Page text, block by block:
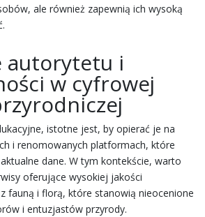
ale również zapewnią ich wysoką
autorytetu i
w cyfrowej
istotne jest, by opierać je na
i renomowanych platformach, które
dane. W tym kontekście, warto
oferujące wysokiej jakości
fauną i florą, które stanowią nieocenione
i entuzjastów przyrody.